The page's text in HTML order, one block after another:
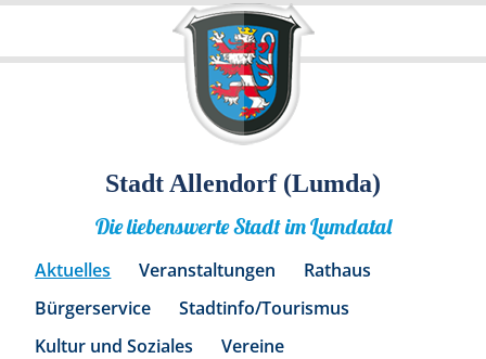
Stadt Allendorf (Lumda)
Die liebenswerte Stadt im Lumdatal
Aktuelles Veranstaltungen
Rathaus
Bürgerservice
Stadtinfo/Tourismus
Kultur und Soziales
Vereine